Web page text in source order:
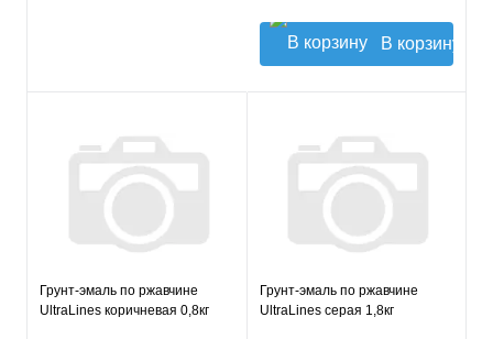
В корзину
Грунт-эмаль по ржавчине
UltraLines коричневая 0,8кг
Грунт-эмаль по ржавчине
UltraLines серая 1,8кг